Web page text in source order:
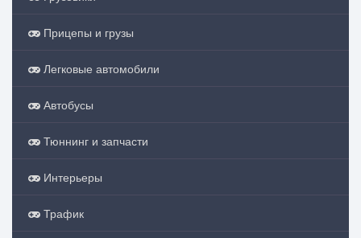
Прицепы и грузы
Легковые автомобили
Автобусы
Тюннинг и запчасти
Интерьеры
Трафик